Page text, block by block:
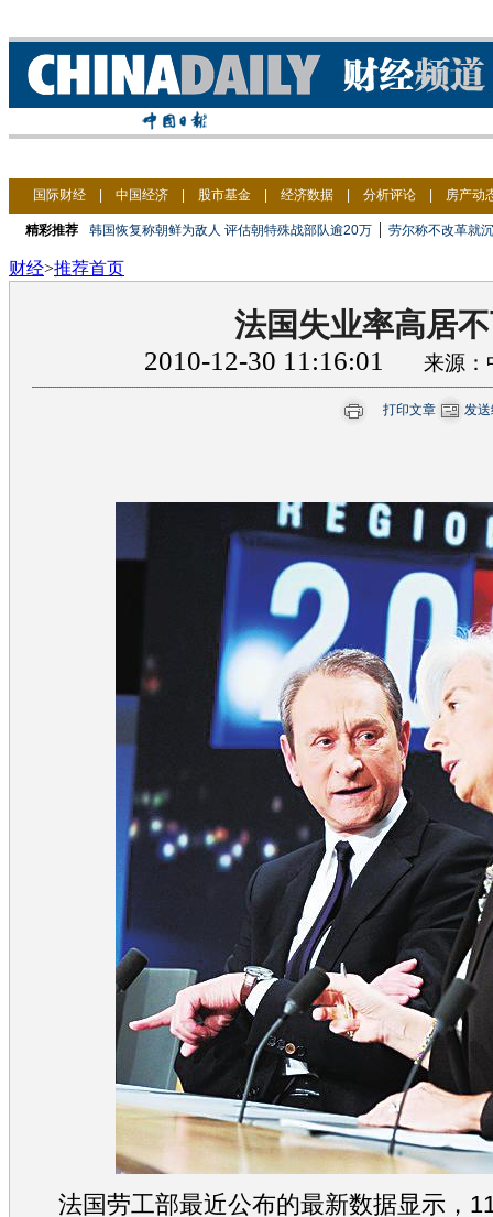
国际财经 中国经济 股市基金 经济数据 分析评论 房产动
精彩推荐 韩国恢复称朝鲜为敌人 评估朝特殊战部队逾20万 | 劳尔称不改革就
财经>推荐首页
法国失业率高居
2010-12-30 11:16:01 来源：
打印文章 发
法国劳工部最近公布的最新数据显示，